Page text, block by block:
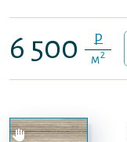
6 500 P
м2